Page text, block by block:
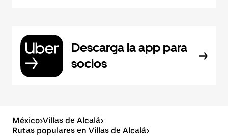
Descarga la app para
socios
México>Villas de Alcalá>
Rutas populares en Villas de Alcalá>